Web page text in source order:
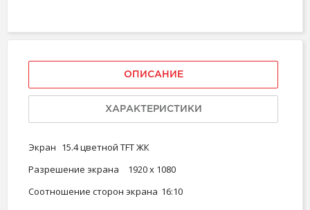
ОПИСАНИЕ
ХАРАКТЕРИСТИКИ
Экран 15.4 цветной TFT ЖК
Разрешение экрана
1920 x 1080
Соотношение сторон экрана 16:10